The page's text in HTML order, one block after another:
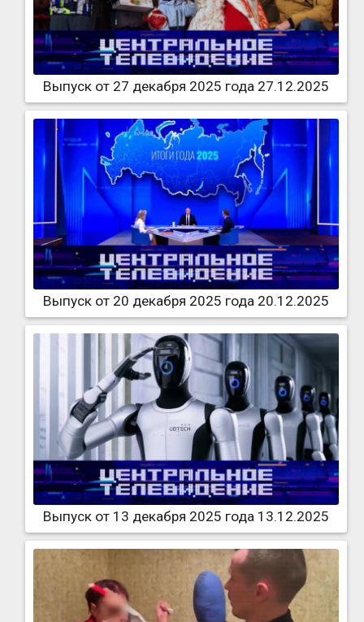
Выпуск от 27 декабря 2025 года 27.12.2025
Выпуск от 20 декабря 2025 года 20.12.2025
Выпуск от 13 декабря 2025 года 13.12.2025